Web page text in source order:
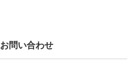
お問い合わせ